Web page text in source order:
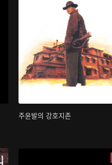
주윤발의 강호지존